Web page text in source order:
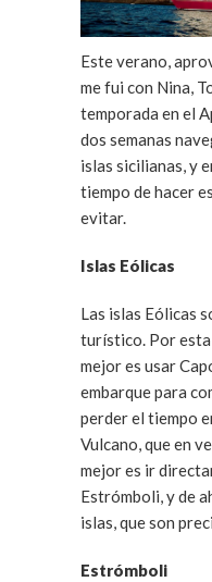
Este verano,
me fui con Nina,
temporada en el
dos semanas
islas sicilianas, y
tiempo de hacer
evitar.
Islas Eólicas
Las islas Eólicas
turístico. Por esta
mejor es usar
embarque para
perder el tiempo
Vulcano, que en
mejor es ir
Estrómboli, y de
islas, que son
Estrómboli